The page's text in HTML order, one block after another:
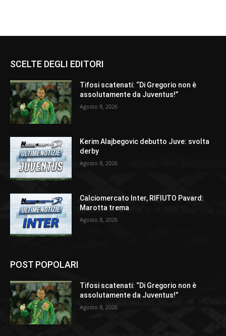
SCELTE DEGLI EDITORI
Tifosi scatenati: “Di Gregorio non è
assolutamente da Juventus!”
Agosto 8, 2026
Kerim Alajbegovic debutto Juve: svolta
derby
Agosto 8, 2026
Calciomercato Inter, RIFIUTO Pavard:
Marotta trema
Agosto 8, 2026
POST POPOLARI
Tifosi scatenati: “Di Gregorio non è
assolutamente da Juventus!”
Agosto 8, 2026